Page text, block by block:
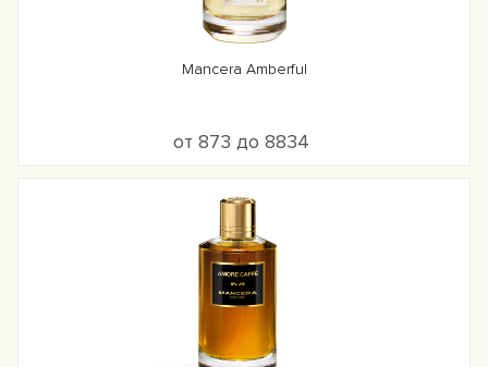
Mancera Amberful
от 873 до 8834